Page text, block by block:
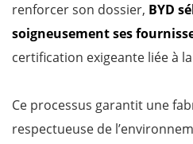
renforcer son dossier, BYD
soigneusement ses
certification exigeante liée à
Ce processus garantit une
respectueuse de